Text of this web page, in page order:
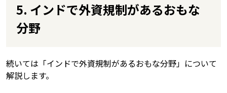
5. インドで外資規制があるおもな
分野
続いては「インドで外資規制があるおもな分野」について
解説します。